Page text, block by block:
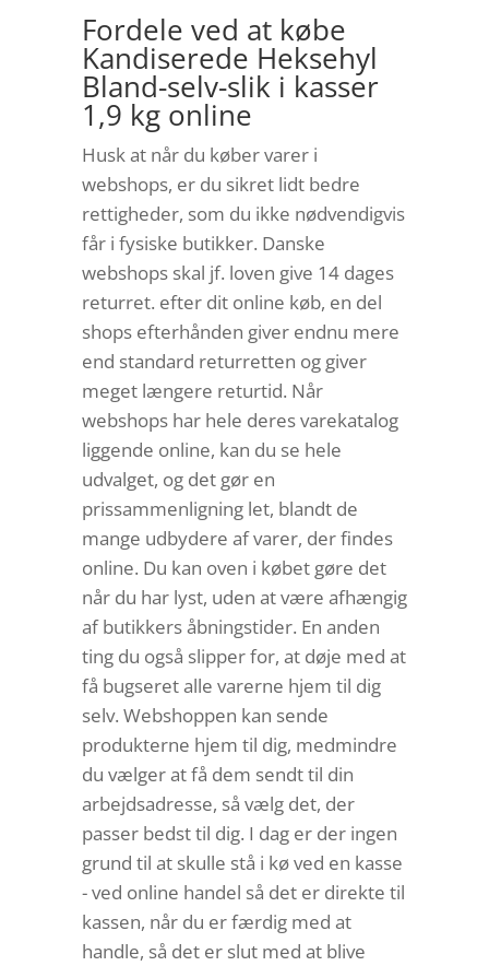
Fordele ved at købe
Kandiserede Heksehyl
Bland-selv-slik i kasser
1,9 kg online
Husk at når du køber varer i
webshops, er du sikret lidt bedre
rettigheder, som du ikke nødvendigvis
får i fysiske butikker. Danske
webshops skal jf. loven give 14 dages
returret. efter dit online køb, en del
shops efterhånden giver endnu mere
end standard returretten og giver
meget længere returtid. Når
webshops har hele deres varekatalog
liggende online, kan du se hele
udvalget, og det gør en
prissammenligning let, blandt de
mange udbydere af varer, der findes
online. Du kan oven i købet gøre det
når du har lyst, uden at være afhængig
af butikkers åbningstider. En anden
ting du også slipper for, at døje med at
få bugseret alle varerne hjem til dig
selv. Webshoppen kan sende
produkterne hjem til dig, medmindre
du vælger at få dem sendt til din
arbejdsadresse, så vælg det, der
passer bedst til dig. I dag er der ingen
grund til at skulle stå i kø ved en kasse
- ved online handel så det er direkte til
kassen, når du er færdig med at
handle, så det er slut med at blive